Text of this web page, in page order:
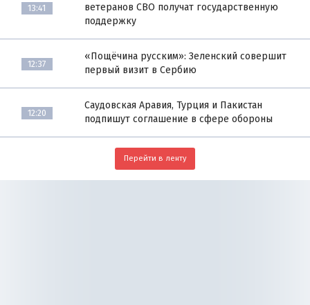
13:41
ветеранов СВО получат государственную
поддержку
12:37
«Пощёчина русским»: Зеленский совершит
первый визит в Сербию
12:20
Саудовская Аравия, Турция и Пакистан
подпишут соглашение в сфере обороны
Перейти в ленту